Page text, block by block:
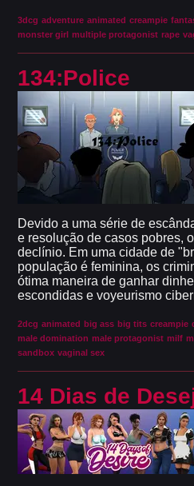
3dcg adventure animated creampie
monster girl multiple protagonist rape
134:Police
Devido a uma série de
e resolução de casos pobres,
declínio. Em uma cidade de
população é feminina, os
ótima maneira de ganhar
escondidas e voyeurismo
2dcg animated big ass big tits creampie
male domination male protagonist milf
sandbox vaginal sex
14 Dias de